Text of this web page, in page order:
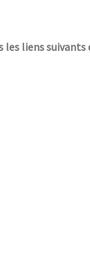
les liens